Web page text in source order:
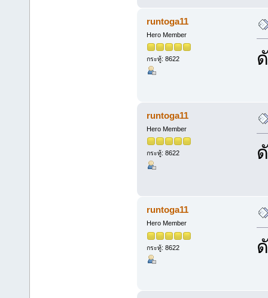
runtoga11
Hero Member
กระทู้: 8622
runtoga11
Hero Member
กระทู้: 8622
runtoga11
Hero Member
กระทู้: 8622